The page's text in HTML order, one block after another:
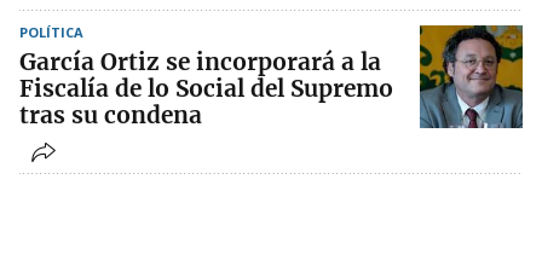
POLÍTICA
García Ortiz se incorporará a la
Fiscalía de lo Social del Supremo
tras su condena